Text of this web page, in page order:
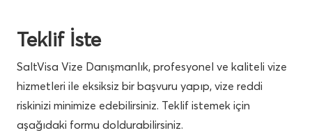
Teklif İste
SaltVisa Vize Danışmanlık, profesyonel ve kaliteli vize
hizmetleri ile eksiksiz bir başvuru yapıp, vize reddi
riskinizi minimize edebilirsiniz. Teklif istemek için
aşağıdaki formu doldurabilirsiniz.